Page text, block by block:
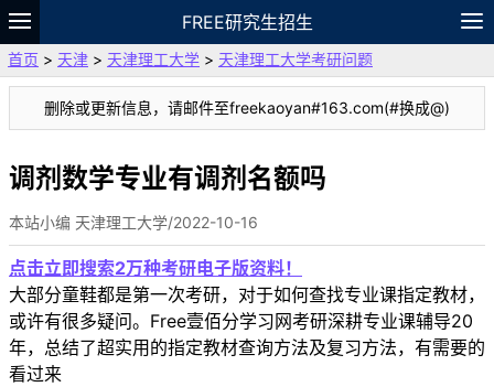
FREE研究生招生
题库
故事 专题 APP 笔记
论坛
VIP
资料
首页 > 天津 > 天津理工大学 > 天津理工大学考研问题
删除或更新信息，请邮件至freekaoyan#163.com(#换成@)
调剂数学专业有调剂名额吗
本站小编 天津理工大学/2022-10-16
点击立即搜索2万种考研电子版资料！
大部分童鞋都是第一次考研，对于如何查找专业课指定教材，
或许有很多疑问。Free壹佰分学习网考研深耕专业课辅导20
年，总结了超实用的指定教材查询方法及复习方法，有需要的
看过来